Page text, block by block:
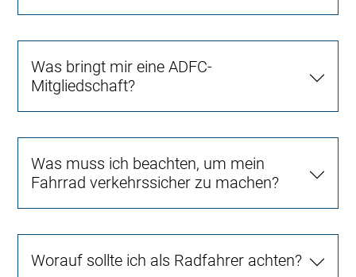
Was bringt mir eine ADFC-
Mitgliedschaft?
Was muss ich beachten, um mein
Fahrrad verkehrssicher zu machen?
Worauf sollte ich als Radfahrer achten?